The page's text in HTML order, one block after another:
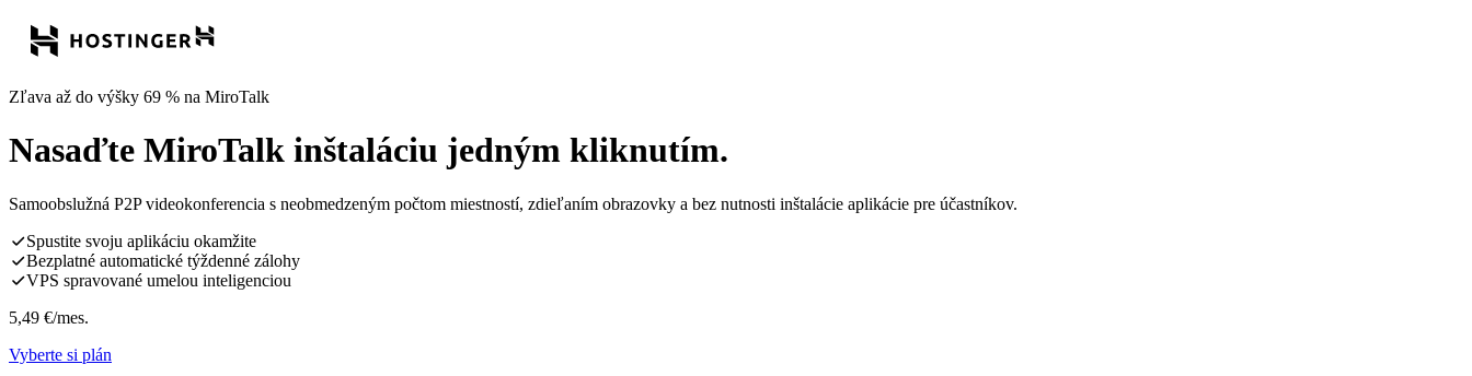
Zľava až do výšky 69 % na MiroTalk
Nasaďte MiroTalk inštaláciu jedným kliknutím.
Samoobslužná P2P videokonferencia s neobmedzeným počtom miestností, zdieľaním obrazovky a bez nutnosti inštalácie aplikácie pre účastníkov.
Spustite svoju aplikáciu okamžite
Bezplatné automatické týždenné zálohy
VPS spravované umelou inteligenciou
5,49 €/mes.
Vyberte si plán